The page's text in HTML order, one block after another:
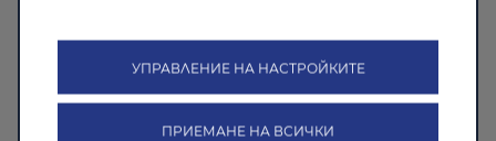
УПРАВЛЕНИЕ НА НАСТРОЙКИТЕ
ПРИЕМАНЕ НА ВСИЧКИ